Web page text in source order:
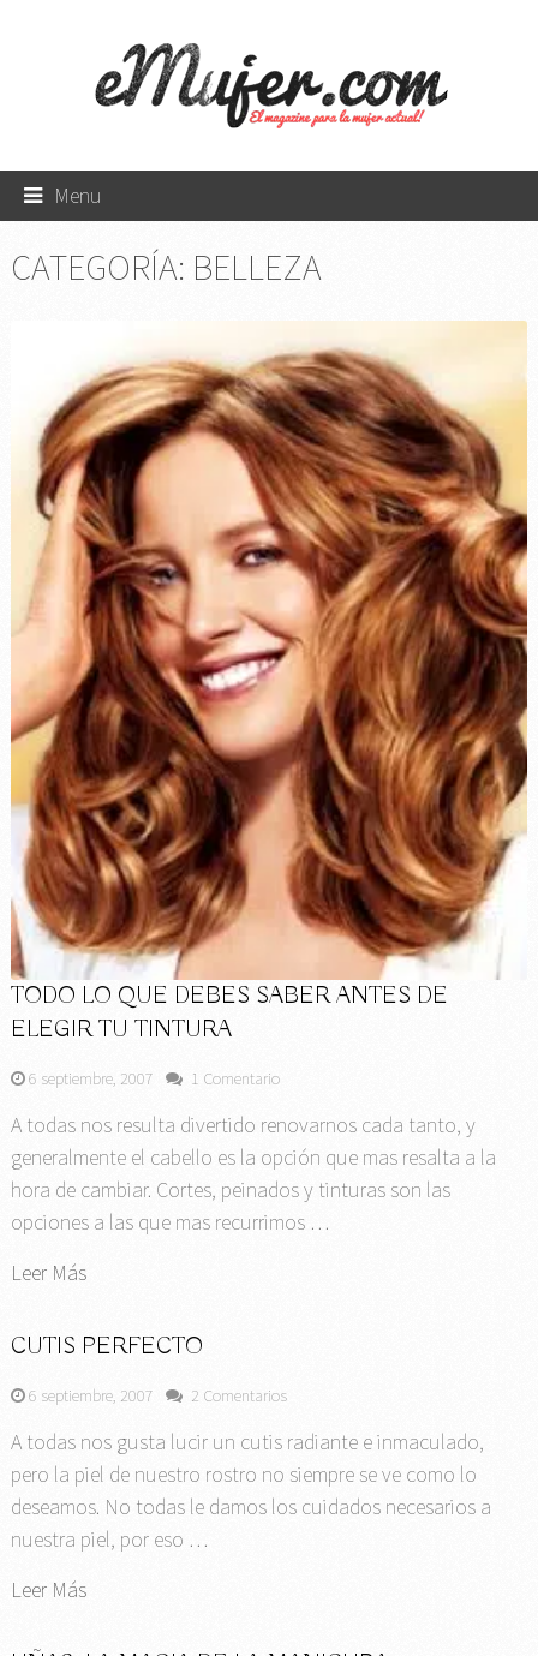
Menu
CATEGORÍA: BELLEZA
TODO LO QUE DEBES SABER ANTES DE
ELEGIR TU TINTURA
6 septiembre, 2007 1 Comentario
A todas nos resulta divertido renovarnos cada tanto, y
generalmente el cabello es la opción que mas resalta a la
hora de cambiar. Cortes, peinados y tinturas son las
opciones a las que mas recurrimos …
Leer Más
CUTIS PERFECTO
6 septiembre, 2007 2 Comentarios
A todas nos gusta lucir un cutis radiante e inmaculado,
pero la piel de nuestro rostro no siempre se ve como lo
deseamos. No todas le damos los cuidados necesarios a
nuestra piel, por eso …
Leer Más